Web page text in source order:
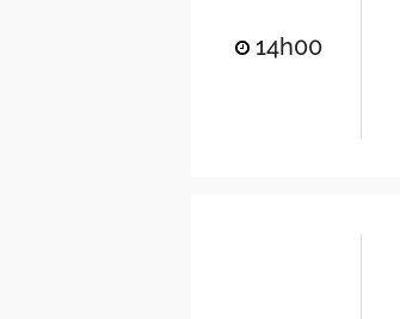
14h00